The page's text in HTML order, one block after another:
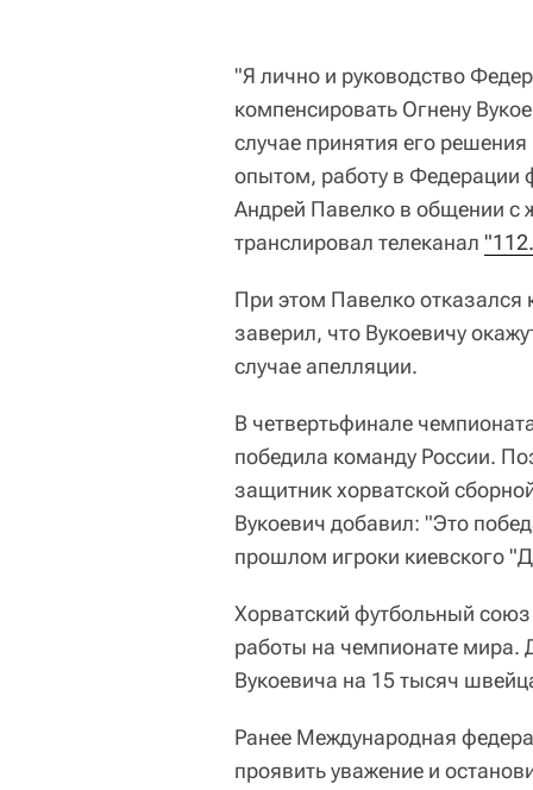
"Я лично и руководство
компенсировать Огнену
случае принятия его решения
опытом, работу в
Андрей Павелко в общении с
транслировал телеканал
При этом Павелко
заверил, что Вукоевичу
случае апелляции.
В четвертьфинале
победила команду России.
защитник хорватской
Вукоевич добавил: "Это
прошлом игроки киевского
Хорватский футбольный
работы на чемпионате
Вукоевича на 15 тысяч
Ранее Международная
проявить уважение и